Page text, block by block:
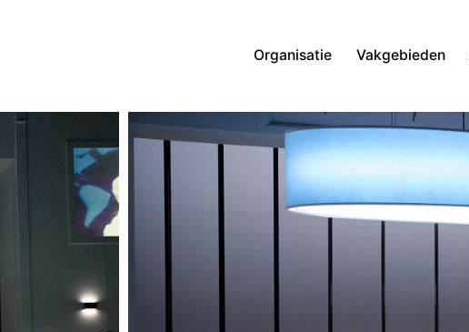
Organisatie Vakgebieden